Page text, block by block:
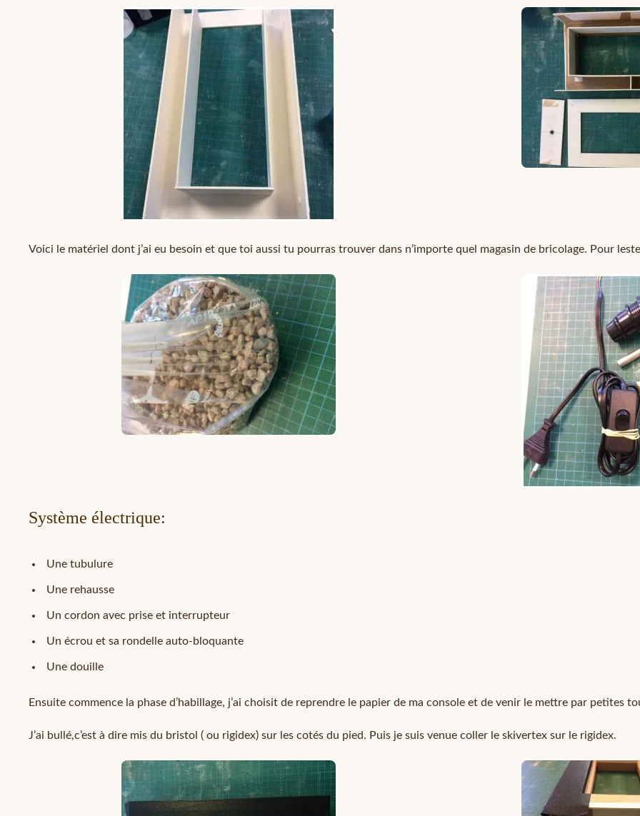
Voici le matériel dont j’ai eu besoin et que toi aussi tu pourras trouver dans n’importe quel magasin de bricolage. Pour
Système électrique:
Une tubulure
Une rehausse
Un cordon avec prise et interrupteur
Un écrou et sa rondelle auto-bloquante
Une douille
Ensuite commence la phase d’habillage, j’ai choisit de reprendre le papier de ma console et de venir le mettre par petites
J’ai bullé,c’est à dire mis du bristol ( ou rigidex) sur les cotés du pied. Puis je suis venue coller le skivertex sur le rigidex.